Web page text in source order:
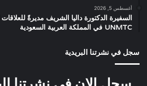
أغسطس 5, 2026
السفيرة الدكتورة داليا الشريف مديرةً
UNMTC في المملكة العربية السعودية
سجل في نشرتنا البريدية